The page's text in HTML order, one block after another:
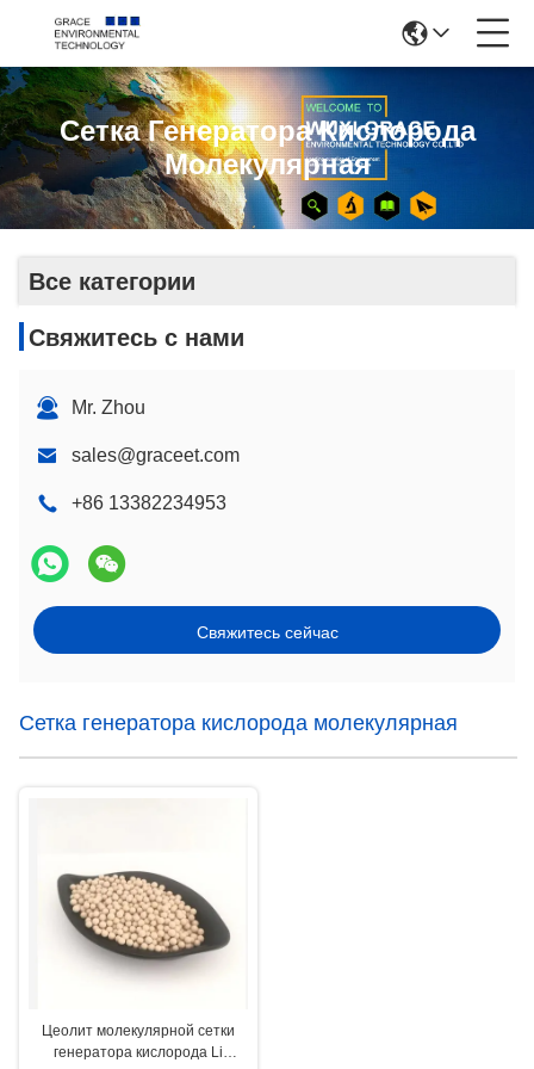
Сетка Генератора Кислорода
Молекулярная
Все категории
Свяжитесь с нами
Mr. Zhou
sales@graceet.com
+86 13382234953
Свяжитесь сейчас
Сетка генератора кислорода молекулярная
Цеолит молекулярной сетки
генератора кислорода Li